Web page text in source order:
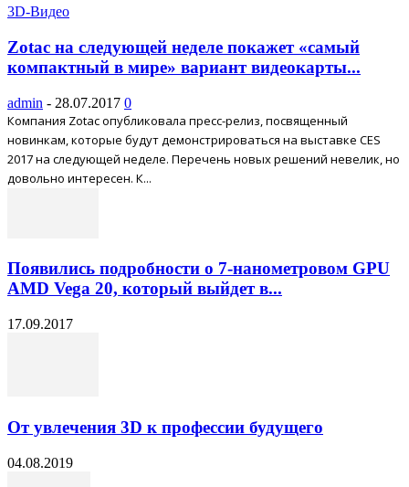
3D-Видео
Zotac на следующей неделе покажет «самый
компактный в мире» вариант видеокарты...
admin - 28.07.2017 0
Компания Zotac опубликовала пресс-релиз, посвященный
новинкам, которые будут демонстрироваться на выставке CES
2017 на следующей неделе. Перечень новых решений невелик, но
довольно интересен. К...
Появились подробности о 7-нанометровом GPU
AMD Vega 20, который выйдет в...
17.09.2017
От увлечения 3D к профессии будущего
04.08.2019